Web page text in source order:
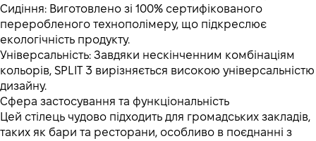
Сидіння: Виготовлено зі 100% сертифікованого
переробленого технополімеру, що підкреслює
екологічність продукту.
Універсальність: Завдяки нескінченним комбінаціям
кольорів, SPLIT 3 вирізняється високою універсальністю
дизайну.
Сфера застосування та функціональність
Цей стілець чудово підходить для громадських закладів,
таких як бари та ресторани, особливо в поєднанні з